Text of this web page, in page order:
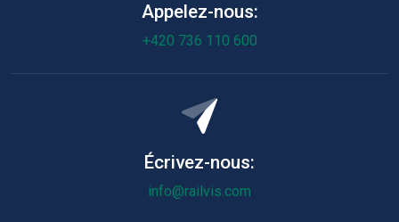
Appelez-nous:
+420 736 110 600
Écrivez-nous:
info@railvis.com